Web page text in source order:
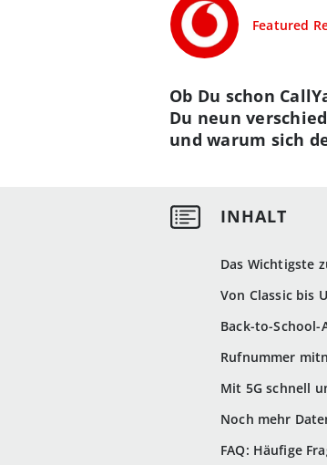
Featured
Das Wichtigste
Von Classic bis
Back-to-
Rufnummer
Mit 5G schnell
Noch mehr
FAQ: Häufige
Ob Du schon
Du neun
und warum sich